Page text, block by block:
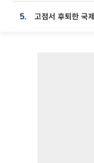
5. 고점서 후퇴한 국